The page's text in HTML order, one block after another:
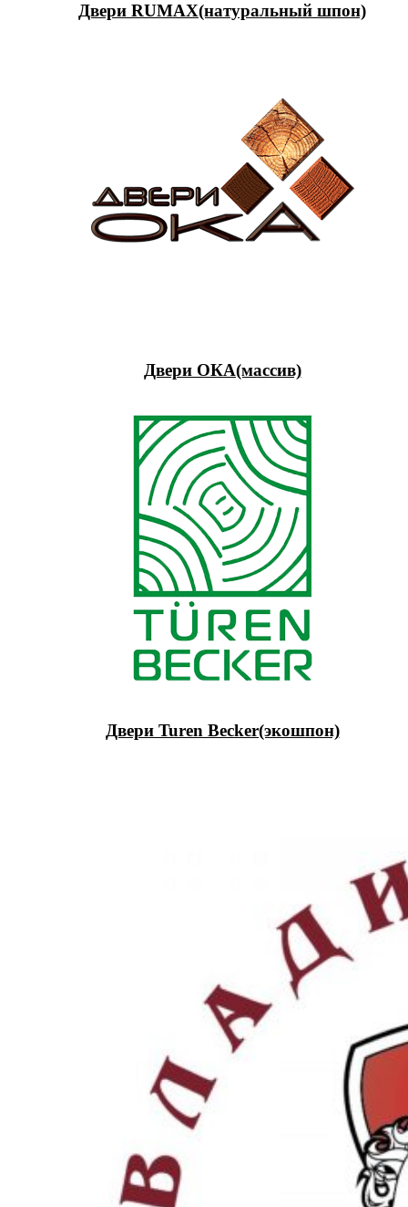
Двери RUMAX(натуральный шпон)
Двери ОКА(массив)
Двери Turen Becker(экошпон)